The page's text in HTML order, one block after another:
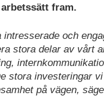
fram.
intresserade och
stora delar av vårt
stora investeringar
på vägen,